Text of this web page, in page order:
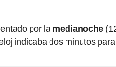
por la medianoche
indicaba dos minutos